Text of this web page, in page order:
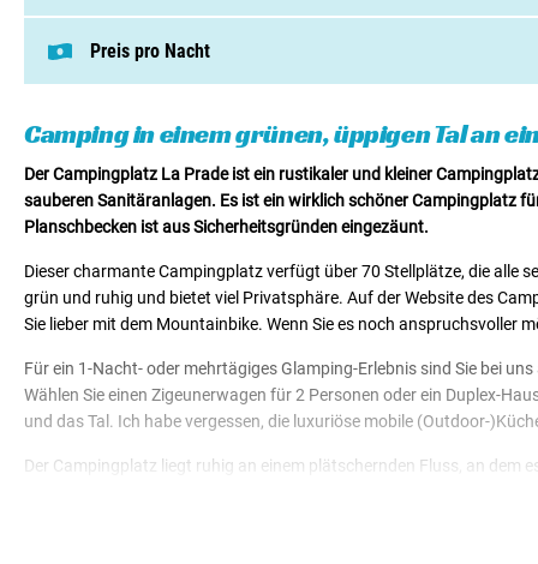
Camping in einem grünen, üppigen Tal an
Der Campingplatz La Prade ist ein rustikaler und kleiner
sauberen Sanitäranlagen. Es ist ein wirklich schöner Campingplatz
Planschbecken ist aus Sicherheitsgründen eingezäunt.
Dieser charmante Campingplatz verfügt über 70 Stellplätze, die alle
grün und ruhig und bietet viel Privatsphäre. Auf der Website des
Sie lieber mit dem Mountainbike. Wenn Sie es noch anspruchsvoller
Für ein 1-Nacht- oder mehrtägiges Glamping-Erlebnis sind Sie bei
Wählen Sie einen Zigeunerwagen für 2 Personen oder ein Duplex-
und das Tal. Ich habe vergessen, die luxuriöse mobile (Outdoor-
Der Campingplatz liegt ruhig an einem plätschernden Fluss, an dem
Route De Lagarde Viaur 4649, 81190, Montirat
Preis pro Nacht
Pitches von € 32,00